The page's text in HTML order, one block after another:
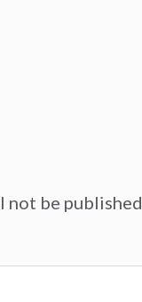
not be published.